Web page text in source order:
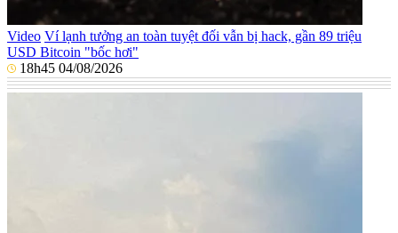
Video Ví lạnh tưởng an toàn tuyệt đối vẫn bị hack, gần 89 triệu
USD Bitcoin "bốc hơi"
18h45 04/08/2026